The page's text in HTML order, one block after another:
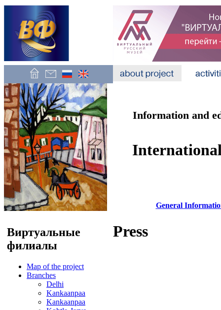
Виртуальные
филиалы
Map of the project
Branches
Delhi
Kankaanpaa
Kankaanpaa
Information and
General
Press